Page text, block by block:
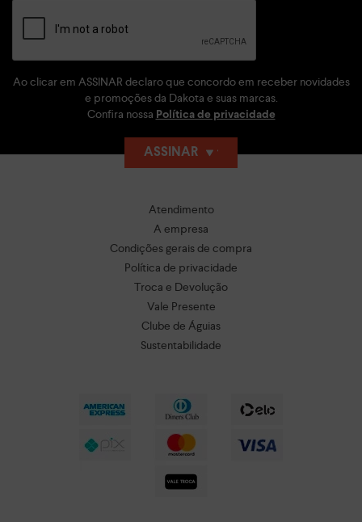
Ao clicar em ASSINAR declaro que concordo em receber novidades
e promoções da Dakota e suas marcas.
Confira nossa Política de privacidade
ASSINAR
Atendimento
A empresa
Condições gerais de compra
Política de privacidade
Troca e Devolução
Vale Presente
Clube de Águias
Sustentabilidade